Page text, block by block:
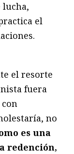
lucha,
el
el resorte
fuera
no
es una
redención,